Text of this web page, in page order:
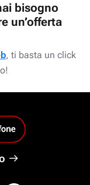
bisogno
un’offerta
, ti basta un click